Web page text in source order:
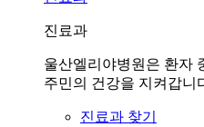
진료과
울산엘리야병원은 환자
주민의 건강을 지켜갑니
진료과 찾기